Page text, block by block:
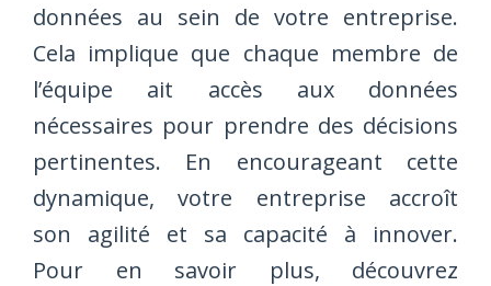
données au sein de votre entreprise.
Cela implique que chaque membre de
l’équipe ait accès aux données
nécessaires pour prendre des décisions
pertinentes. En encourageant cette
dynamique, votre entreprise accroît
son agilité et sa capacité à innover.
Pour en savoir plus, découvrez